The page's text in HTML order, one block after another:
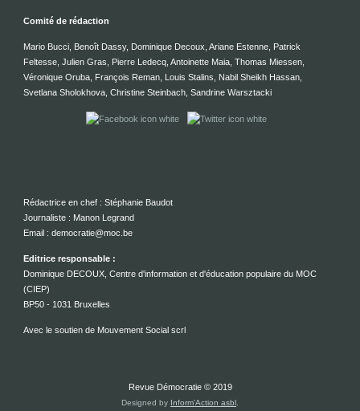
Comité de rédaction
Mario Bucci, Benoît Dassy, Dominique Decoux, Ariane Estenne, Patrick
Feltesse, Julien Gras, Pierre Ledecq, Antoinette Maia, Thomas Miessen,
Véronique Oruba, François Reman, Louis Stalins, Nabil Sheikh Hassan,
Svetlana Sholokhova, Christine Steinbach, Sandrine Warsztacki
Rédactrice en chef : Stéphanie Baudot
Journaliste : Manon Legrand
Email : democratie@moc.be
Editrice responsable :
Dominique DECOUX, Centre d'information et d'éducation populaire du MOC
(CIEP)
BP50 - 1031 Bruxelles
Avec le soutien de Mouvement Social scrl
Revue Démocratie © 2019
Designed by Inform'Action asbl